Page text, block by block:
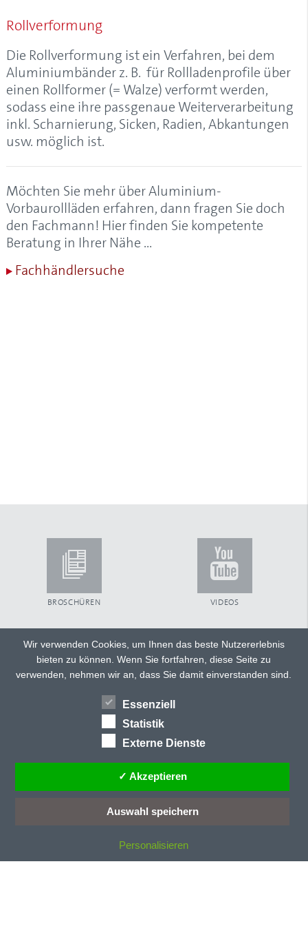
Alulux-Cleaner
Aluminium
Aluminium-Garagentore
Aluminium-Kastenrolltore
Aluminium-Profil, Aluprofil
Aluminium-Rollladen
Aluminium-Vorbaurollladen
Aluminiumgaragen
Aluminiumrollladen
Anfangsstab
Anrollsystem
Anschlagstopfen
Anschlussblech
Antriebskopf
Antriebsschiene
Antriebsschienenabstand
Benny-Steuerung
Blende aus Aluminium
Blendenkasten
Blendkappe
Blendkappensystem
Bürsteneinlage
C
CD 150
CD 150 ultra
CD 78
Dämmstoff
Rollverformung
Die Rollverformung ist ein Verfahren, bei dem
Aluminiumbänder z. B. für Rollladenprofile über
einen Rollformer (= Walze) verformt werden,
sodass eine ihre passgenaue Weiterverarbeitung
inkl. Scharnierung, Sicken, Radien, Abkantungen
usw. möglich ist.
Möchten Sie mehr über Aluminium-
Vorbaurollläden erfahren, dann fragen Sie doch
den Fachmann! Hier finden Sie kompetente
Beratung in Ihrer Nähe …
Fachhändlersuche
BROSCHÜREN VIDEOS
HÄNDLERSUCHE
TWITTER FACEBOOK
Wir verwenden Cookies, um Ihnen das beste Nutzererlebnis
bieten zu können. Wenn Sie fortfahren, diese Seite zu
verwenden, nehmen wir an, dass Sie damit einverstanden sind.
Essenziell
Statistik
Externe Dienste
✓ Akzeptieren
Auswahl speichern
Personalisieren